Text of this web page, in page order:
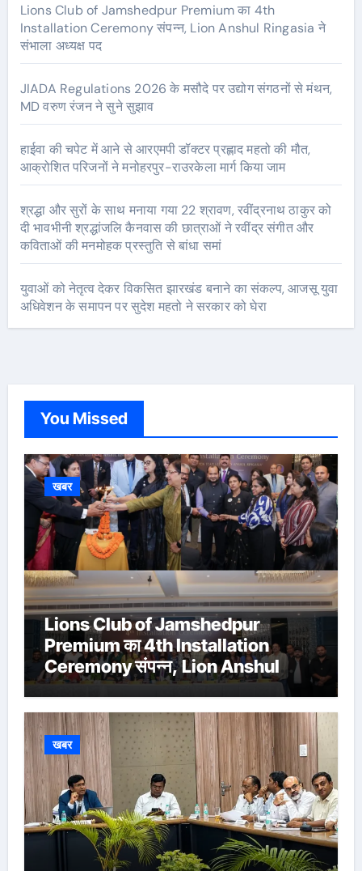
Lions Club of Jamshedpur Premium का 4th
Installation Ceremony संपन्न, Lion Anshul Ringasia ने
संभाला अध्यक्ष पद
JIADA Regulations 2026 के मसौदे पर उद्योग संगठनों से मंथन,
MD वरुण रंजन ने सुने सुझाव
हाईवा की चपेट में आने से आरएमपी डॉक्टर प्रह्लाद महतो की मौत,
आक्रोशित परिजनों ने मनोहरपुर-राउरकेला मार्ग किया जाम
श्रद्धा और सुरों के साथ मनाया गया 22 श्रावण, रवींद्रनाथ ठाकुर को
दी भावभीनी श्रद्धांजलि कैनवास की छात्राओं ने रवींद्र संगीत और
कविताओं की मनमोहक प्रस्तुति से बांधा समां
युवाओं को नेतृत्व देकर विकसित झारखंड बनाने का संकल्प, आजसू युवा
अधिवेशन के समापन पर सुदेश महतो ने सरकार को घेरा
You Missed
खबर
Lions Club of Jamshedpur
Premium का 4th Installation
Ceremony संपन्न, Lion Anshul
Ringasia ने संभाला अध्यक्ष पद
खबर